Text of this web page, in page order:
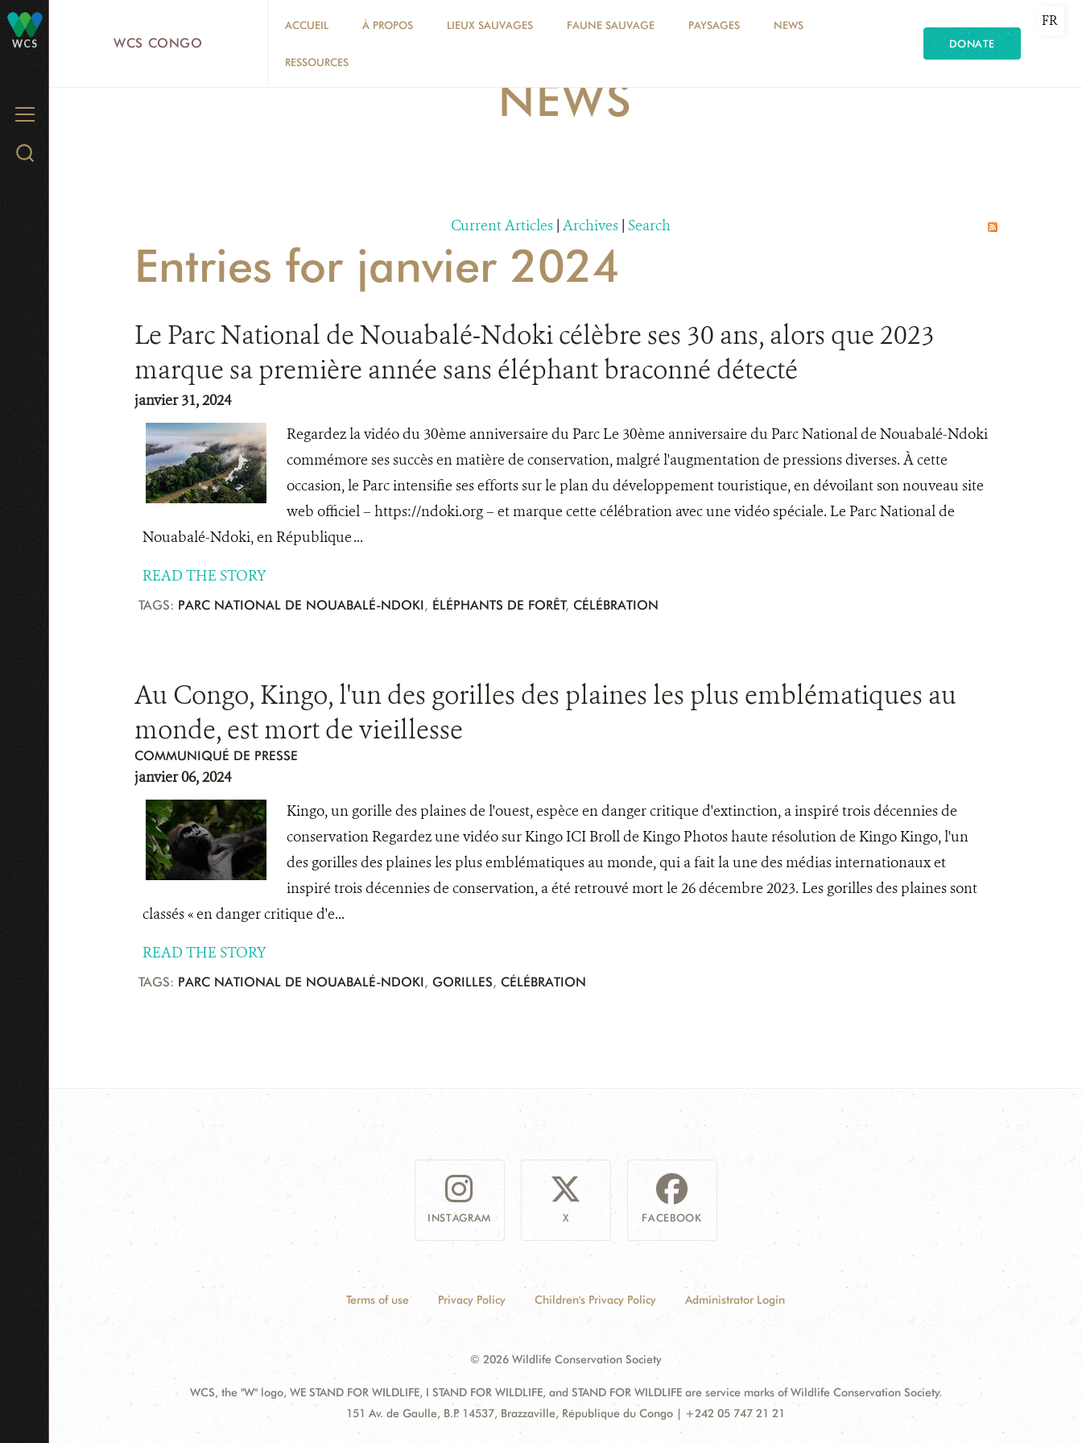
WCS
MENU
Search
WCS CONGO
ACCUEIL À PROPOS LIEUX SAUVAGES FAUNE SAUVAGE PAYSAGES NEWS
RESSOURCES
DONATE
FR
NEWS
Current Articles | Archives | Search
Entries for janvier 2024
Le Parc National de Nouabalé-Ndoki célèbre ses 30 ans, alors que 2023
marque sa première année sans éléphant braconné détecté
janvier 31, 2024
Regardez la vidéo du 30ème anniversaire du Parc Le 30ème anniversaire du Parc National de Nouabalé-Ndoki
commémore ses succès en matière de conservation, malgré l'augmentation de pressions diverses. À cette
occasion, le Parc intensifie ses efforts sur le plan du développement touristique, en dévoilant son nouveau site
web officiel – https://ndoki.org – et marque cette célébration avec une vidéo spéciale. Le Parc National de
Nouabalé-Ndoki, en République ...
READ THE STORY
TAGS: PARC NATIONAL DE NOUABALÉ-NDOKI, ÉLÉPHANTS DE FORÊT, CÉLÉBRATION
Au Congo, Kingo, l'un des gorilles des plaines les plus emblématiques au
monde, est mort de vieillesse
COMMUNIQUÉ DE PRESSE
janvier 06, 2024
Kingo, un gorille des plaines de l'ouest, espèce en danger critique d'extinction, a inspiré trois décennies de
conservation Regardez une vidéo sur Kingo ICI Broll de Kingo Photos haute résolution de Kingo Kingo, l'un
des gorilles des plaines les plus emblématiques au monde, qui a fait la une des médias internationaux et
inspiré trois décennies de conservation, a été retrouvé mort le 26 décembre 2023. Les gorilles des plaines sont
classés « en danger critique d'e...
READ THE STORY
TAGS: PARC NATIONAL DE NOUABALÉ-NDOKI, GORILLES, CÉLÉBRATION
INSTAGRAM X FACEBOOK
Terms of use Privacy Policy Children's Privacy Policy Administrator Login
© 2026 Wildlife Conservation Society
WCS, the "W" logo, WE STAND FOR WILDLIFE, I STAND FOR WILDLIFE, and STAND FOR WILDLIFE are service marks of Wildlife Conservation Society.
Address:
151 Av. de Gaulle, B.P. 14537, Brazzaville, République du Congo | +242 05 747 21 21